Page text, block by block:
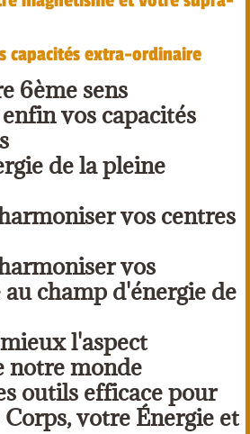
capacités extra-ordinaire
6ème sens
vos capacités
de la pleine
vos centres
vos
champ d'énergie de
l'aspect
notre monde
outils efficace pour
votre Énergie et